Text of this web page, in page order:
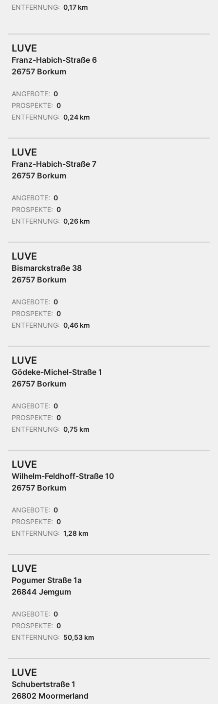
ENTFERNUNG: 0,17 km
LUVE
Franz-Habich-Straße 6
26757 Borkum
ANGEBOTE: 0
PROSPEKTE: 0
ENTFERNUNG: 0,24 km
LUVE
Franz-Habich-Straße 7
26757 Borkum
ANGEBOTE: 0
PROSPEKTE: 0
ENTFERNUNG: 0,26 km
LUVE
Bismarckstraße 38
26757 Borkum
ANGEBOTE: 0
PROSPEKTE: 0
ENTFERNUNG: 0,46 km
LUVE
Gödeke-Michel-Straße 1
26757 Borkum
ANGEBOTE: 0
PROSPEKTE: 0
ENTFERNUNG: 0,75 km
LUVE
Wilhelm-Feldhoff-Straße 10
26757 Borkum
ANGEBOTE: 0
PROSPEKTE: 0
ENTFERNUNG: 1,28 km
LUVE
Pogumer Straße 1a
26844 Jemgum
ANGEBOTE: 0
PROSPEKTE: 0
ENTFERNUNG: 50,53 km
LUVE
Schubertstraße 1
26802 Moormerland